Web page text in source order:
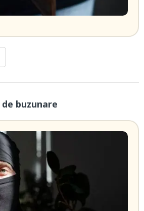
buzunare